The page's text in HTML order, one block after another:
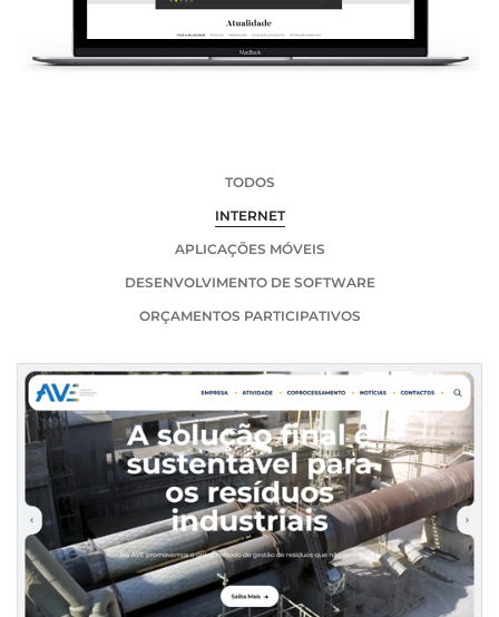
TODOS
INTERNET
APLICAÇÕES MÓVEIS
DESENVOLVIMENTO DE SOFTWARE
ORÇAMENTOS PARTICIPATIVOS
NOVO WEBSITE INSTITUCIONAL DA AVE - GESTÃO
AMBIENTAL E VALORIZAÇÃO ENERGÉTICA